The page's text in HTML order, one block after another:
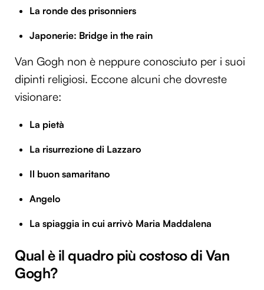
La ronde des prisonniers
Japonerie: Bridge in the rain
Van Gogh non è neppure conosciuto per i suoi
dipinti religiosi. Eccone alcuni che dovreste
visionare:
La pietà
La risurrezione di Lazzaro
Il buon samaritano
Angelo
La spiaggia in cui arrivò Maria Maddalena
Qual è il quadro più costoso di Van
Gogh?